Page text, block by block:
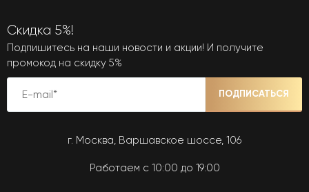
Скидка 5%!
Подпишитесь на наши новости и акции! И получите
промокод на скидку 5%
ПОДПИСАТЬСЯ
г. Москва, Варшавское шоссе, 106
Работаем с 10:00 до 19:00